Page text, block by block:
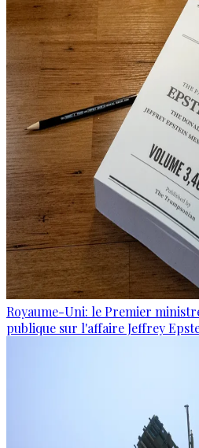
Royaume-Uni: le Premier
publique sur l'affaire Jeffrey